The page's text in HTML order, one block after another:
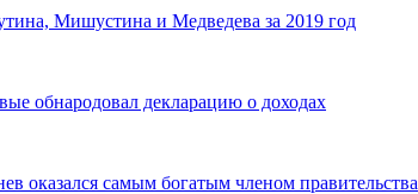
Мишустина и Медведева за 2019 год
обнародовал декларацию о доходах
оказался самым богатым членом правительства